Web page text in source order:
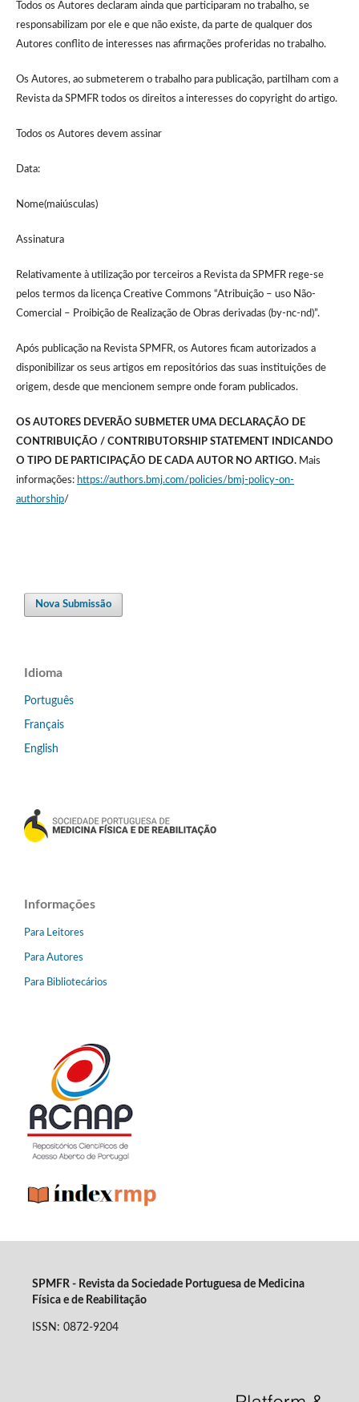
Todos os Autores declaram ainda que participaram no trabalho, se
responsabilizam por ele e que não existe, da parte de qualquer dos
Autores conflito de interesses nas afirmações proferidas no trabalho.
Os Autores, ao submeterem o trabalho para publicação, partilham com a
Revista da SPMFR todos os direitos a interesses do copyright do artigo.
Todos os Autores devem assinar
Data:
Nome(maiúsculas)
Assinatura
Relativamente à utilização por terceiros a Revista da SPMFR rege-se
pelos termos da licença Creative Commons “Atribuição – uso Não-
Comercial – Proibição de Realização de Obras derivadas (by-nc-nd)”.
Após publicação na Revista SPMFR, os Autores ficam autorizados a
disponibilizar os seus artigos em repositórios das suas instituições de
origem, desde que mencionem sempre onde foram publicados.
OS AUTORES DEVERÃO SUBMETER UMA DECLARAÇÃO DE
CONTRIBUIÇÃO / CONTRIBUTORSHIP STATEMENT INDICANDO
O TIPO DE PARTICIPAÇÃO DE CADA AUTOR NO ARTIGO.Mais
informações: https://authors.bmj.com/policies/bmj-policy-on-
authorship/
Nova Submissão
Idioma
Português
Français
English
Informações
Para Leitores
Para Autores
Para Bibliotecários
SPMFR - Revista da Sociedade Portuguesa de Medicina
Física e de Reabilitação
ISSN: 0872-9204